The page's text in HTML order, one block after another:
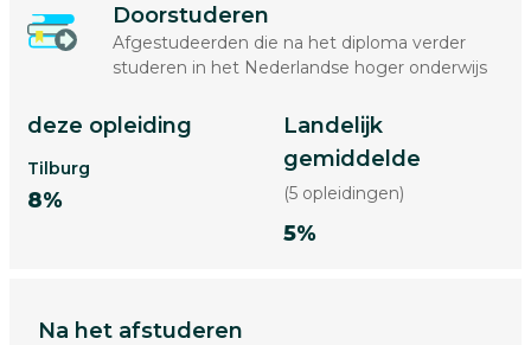
Doorstuderen
Afgestudeerden die na het diploma verder
studeren in het Nederlandse hoger onderwijs
deze opleiding
Tilburg
8%
Landelijk
gemiddelde
(5 opleidingen)
5%
Na het afstuderen